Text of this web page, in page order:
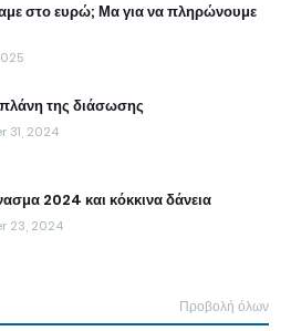
στο ευρώ; Μα για να πληρώνουμε
της διάσωσης
31, 2024
2024 και κόκκινα δάνεια
23, 2024
Προβολή όλων